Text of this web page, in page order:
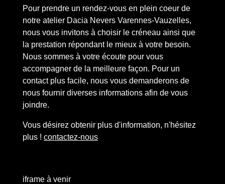
Pour prendre un rendez-vous en plein coeur de
notre atelier Dacia Nevers Varennes-Vauzelles,
nous vous invitons à choisir le créneau ainsi que
la prestation répondant le mieux à votre besoin.
Nous sommes à votre écoute pour vous
accompagner de la meilleure façon. Pour un
contact plus facile, nous vous demanderons de
nous fournir diverses informations afin de vous
joindre.
Vous désirez obtenir plus d'information, n'hésitez
plus ! contactez-nous
iframe à venir